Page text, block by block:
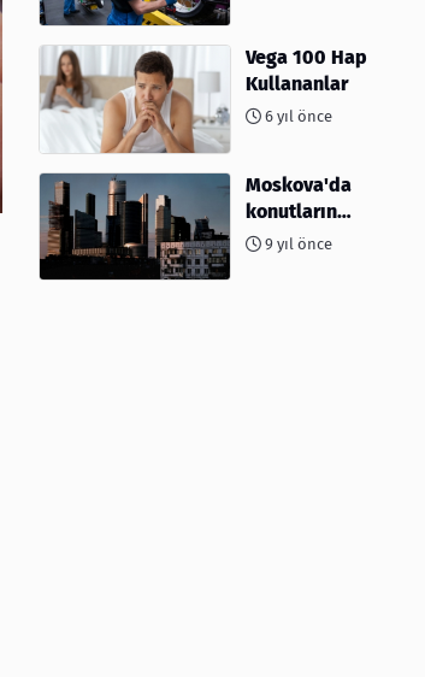
Vega 100 Hap
Kullananlar
6 yıl önce
Moskova'da
konutların
%10'undan
9 yıl önce